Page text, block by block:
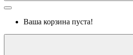
Ваша корзина пуста!